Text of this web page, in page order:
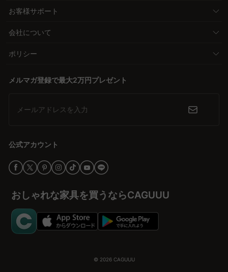
お客様サポート
会社について
ポリシー
メルマガ登録で最大2万円プレゼント
メールアドレスを入力
公式アカウント
おしゃれな家具を買うならCAGUUU
© 2026 CAGUUU